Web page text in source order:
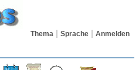
Thema Sprache Anmelden